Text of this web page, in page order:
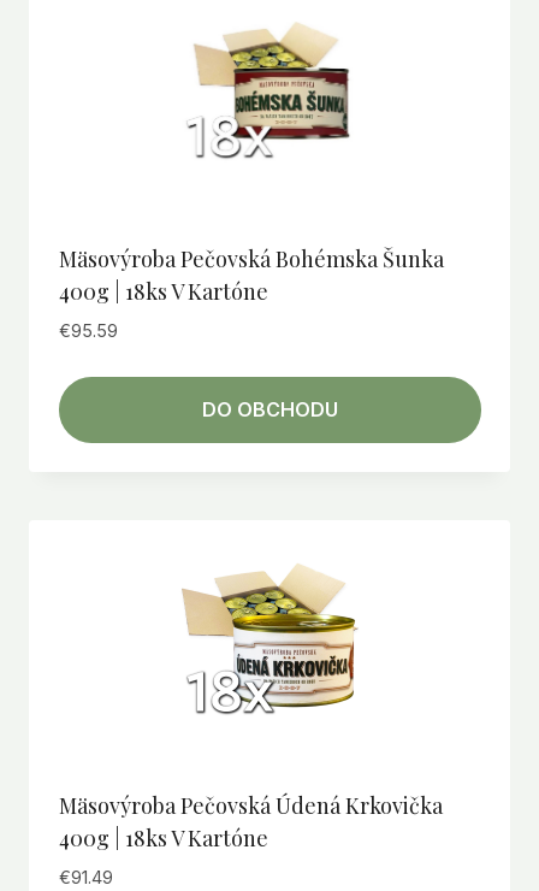
Mäsovýroba Pečovská Bohémska Šunka
400g | 18ks V Kartóne
€95.59
DO OBCHODU
Mäsovýroba Pečovská Údená Krkovička
400g | 18ks V Kartóne
€91.49